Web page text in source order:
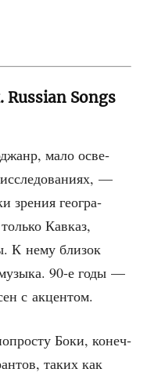
Songs
мало осве­
—
зре­ния гео­гра­
Кав­каз,
К нему бли­зок
90‑е годы —
с акцентом.
Боки, конеч­
таких как